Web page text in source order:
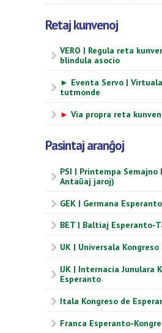
Retaj kunvenoj
VERO | Regula reta
blindula asocio
► Eventa Servo |
tutmonde
► Via propra reta
Pasintaj aranĝoj
PSI | Printempa
Antaŭaj jaroj)
GEK | Germana
BET | Baltiaj Esperanto-
UK | Universala
IJK | Internacia Junulara
Esperanto
Itala Kongreso de
Franca Esperanto-